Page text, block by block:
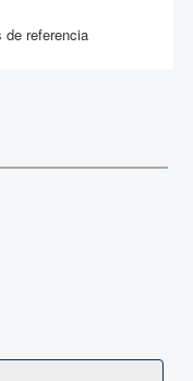
de referencia